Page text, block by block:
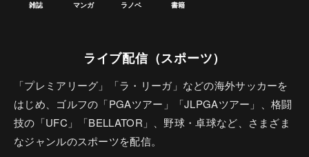
雑誌 マンガ ラノベ 書籍
ライブ配信（スポーツ）
「プレミアリーグ」「ラ・リーガ」などの海外サッカーを
はじめ、ゴルフの「PGAツアー」「JLPGAツアー」、格闘
技の「UFC」「BELLATOR」、野球・卓球など、さまざま
なジャンルのスポーツを配信。